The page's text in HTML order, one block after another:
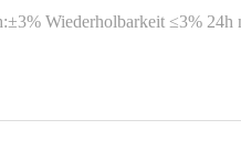
Wiederholbarkeit ≤3%